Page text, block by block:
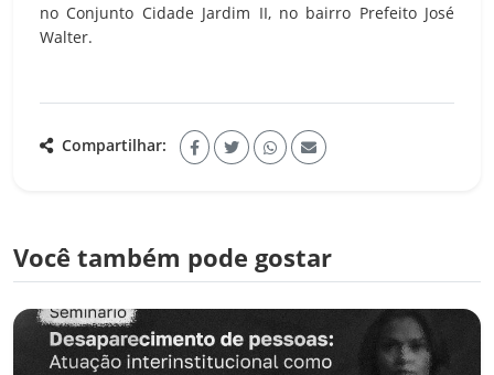
no Conjunto Cidade Jardim II, no bairro Prefeito José
Walter.
Compartilhar:
Você também pode gostar